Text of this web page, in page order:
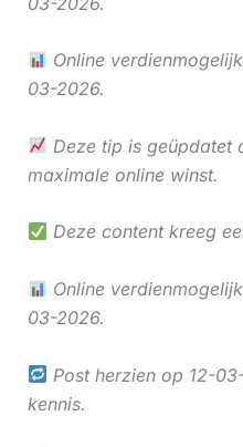
Online
03-2026.
Deze tip is
maximale online winst.
Deze content kreeg
Online
03-2026.
Post herzien op 12-
kennis.